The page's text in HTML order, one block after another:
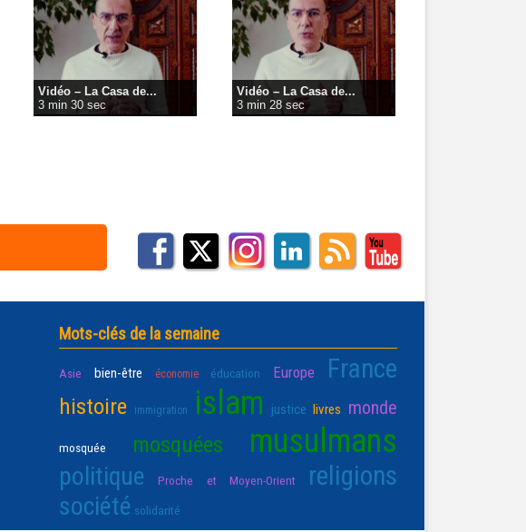
Vidéo – La Casa de...
3 min 30 sec
Vidéo – La Casa de...
3 min 28 sec
Mots-clés de la semaine
Asie bien-être économie éducation Europe France
histoire immigration islam justice livres monde
mosquée mosquées musulmans
politique Proche et Moyen-Orient religions
société solidarité